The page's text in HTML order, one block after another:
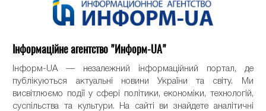
Інформаційне агентство "Информ-UA"
Інформ-UA — незалежний інформаційний портал, де
публікуються актуальні новини України та світу. Ми
висвітлюємо події у сфері політики, економіки, технологій,
суспільства та культури. На сайті ви знайдете аналітичні